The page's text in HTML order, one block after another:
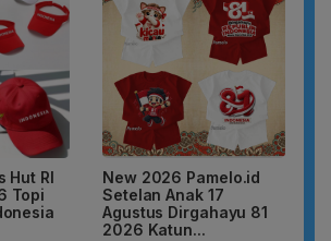
Hut RI
Topi
New 2026 Pamelo.id
Setelan Anak 17
Agustus Dirgahayu 81
2026 Katun...